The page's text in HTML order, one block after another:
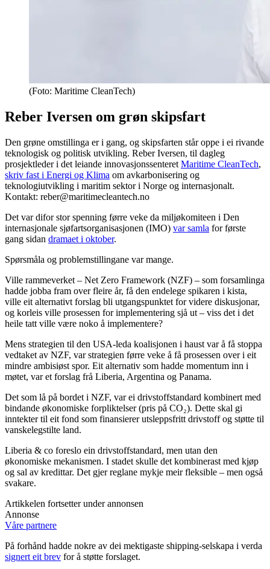
(Foto: Maritime CleanTech)
Reber Iversen om grøn skipsfart
Den grøne omstillinga er i gang, og skipsfarten står oppe i ei rivande
teknologisk og politisk utvikling. Reber Iversen, til dagleg
prosjektleder i det leiande innovasjonssenteret Maritime CleanTech,
skriv fast i Energi og Klima om avkarbonisering og
teknologiutvikling i maritim sektor i Norge og internasjonalt.
Kontakt: reber@maritimecleantech.no
Det var difor stor spenning førre veke da miljøkomiteen i Den
internasjonale sjøfartsorganisasjonen (IMO) var samla for første
gang sidan dramaet i oktober.
Spørsmåla og problemstillingane var mange.
Ville rammeverket – Net Zero Framework (NZF) – som forsamlinga
hadde jobba fram over fleire år, få den endelege spikaren i kista,
ville eit alternativt forslag bli utgangspunktet for videre diskusjonar,
og korleis ville prosessen for implementering sjå ut – viss det i det
heile tatt ville være noko å implementere?
Mens strategien til den USA-leda koalisjonen i haust var å få stoppa
vedtaket av NZF, var strategien førre veke å få prosessen over i eit
mindre ambisiøst spor. Eit alternativ som hadde momentum inn i
møtet, var et forslag frå Liberia, Argentina og Panama.
Det som lå på bordet i NZF, var ei drivstoffstandard kombinert med
bindande økonomiske forpliktelser (pris på CO₂). Dette skal gi
inntekter til eit fond som finansierer utsleppsfritt drivstoff og støtte til
vanskelegstilte land.
Liberia & co foreslo ein drivstoffstandard, men utan den
økonomiske mekanismen. I stadet skulle det kombinerast med kjøp
og sal av kredittar. Det gjer reglane mykje meir fleksible – men også
svakare.
Artikkelen fortsetter under annonsen
Annonse
Våre partnere
På forhånd hadde nokre av dei mektigaste shipping-selskapa i verda
signert eit brev for å støtte forslaget.